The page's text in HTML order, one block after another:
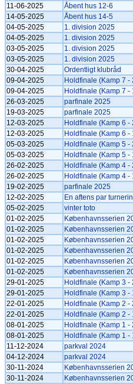
11-06-2025
Åbent hus 12-6
14-05-2025
Åbent hus 14-5
04-05-2025
1. division 2025
04-05-2025
1. division 2025
03-05-2025
1. division 2025
03-05-2025
1. division 2025
30-04-2025
Ordentligt klubråd
09-04-2025
Holdfinale (Kamp 7 -
09-04-2025
Holdfinale (Kamp 7 -
26-03-2025
parfinale 2025
19-03-2025
parfinale 2025
12-03-2025
Holdfinale (Kamp 6 -
12-03-2025
Holdfinale (Kamp 6 -
05-03-2025
Holdfinale (Kamp 5 -
05-03-2025
Holdfinale (Kamp 5 -
26-02-2025
Holdfinale (Kamp 4 -
26-02-2025
Holdfinale (Kamp 4 -
19-02-2025
parfinale 2025
12-02-2025
En aftens par
05-02-2025
vinter toto
01-02-2025
Københavnsserien
01-02-2025
Københavnsserien
01-02-2025
Københavnsserien
01-02-2025
Københavnsserien
01-02-2025
Københavnsserien
01-02-2025
Københavnsserien
29-01-2025
Holdfinale (Kamp 3 -
29-01-2025
Holdfinale (Kamp 3 -
22-01-2025
Holdfinale (Kamp 2 -
22-01-2025
Holdfinale (Kamp 2 -
08-01-2025
Holdfinale (Kamp 1 -
08-01-2025
Holdfinale (Kamp 1 -
11-12-2024
parkval 2024
04-12-2024
parkval 2024
30-11-2024
Københavnsserien
30-11-2024
Københavnsserien